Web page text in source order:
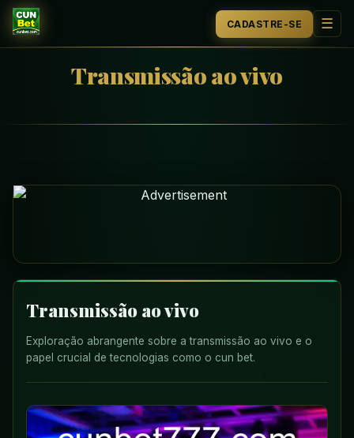
NOTÍCIAS DA EMPRESA
CADASTRE-SE ☰
Transmissão ao vivo
Transmissão ao vivo
Exploração abrangente sobre a transmissão ao vivo e o
papel crucial de tecnologias como o cun bet.